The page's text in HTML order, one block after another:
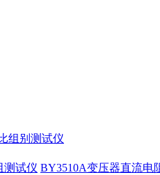
组别测试仪
测试仪 BY3510A变压器直流电